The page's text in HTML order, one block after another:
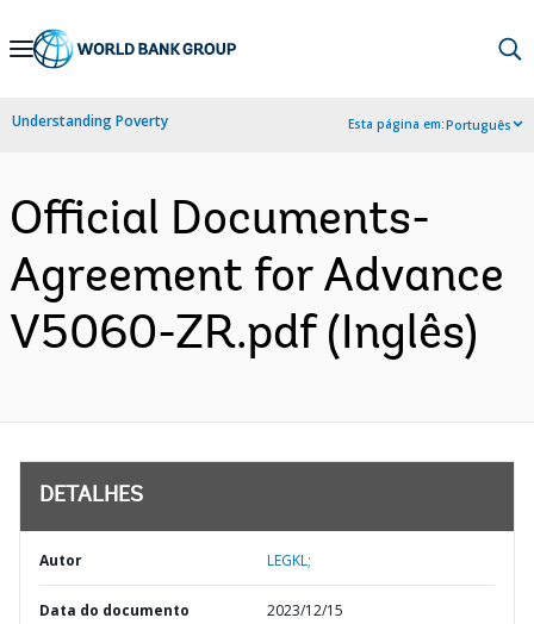
Skip
Navigation
Understanding Poverty Esta página em:Português
Official Documents-
Agreement for Advance
V5060-ZR.pdf (Inglês)
DETALHES
Autor LEGKL;
Data do documento 2023/12/15